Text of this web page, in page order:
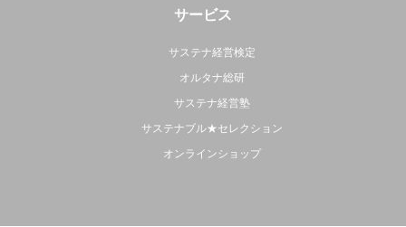
サービス
サステナ経営検定
オルタナ総研
サステナ経営塾
サステナブル★セレクション
オンラインショップ